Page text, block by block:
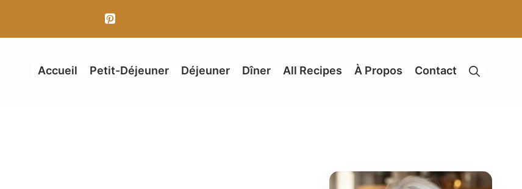
Accueil Petit-Déjeuner Déjeuner Dîner All Recipes À Propos Contact